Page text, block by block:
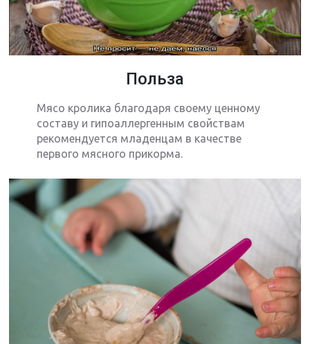
Польза
Мясо кролика благодаря своему ценному
составу и гипоаллергенным свойствам
рекомендуется младенцам в качестве
первого мясного прикорма.